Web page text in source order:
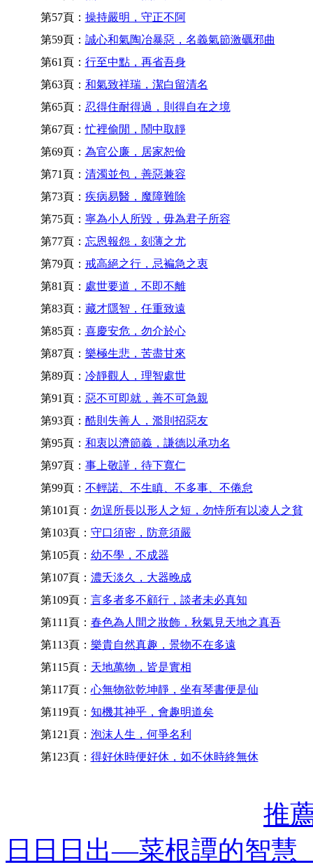
第57頁： 操持嚴明，守正不阿
第59頁： 誠心和氣陶冶暴惡，名義氣節激礪邪曲
第61頁： 行至中點，再省吾身
第63頁： 和氣致祥瑞，潔白留清名
第65頁： 忍得住耐得過，則得自在之境
第67頁：忙裡偷閒，鬧中取靜
第69頁： 為官公廉，居家恕儉
第71頁： 清濁並包，善惡兼容
第73頁： 疾病易醫，魔障難除
第75頁： 寧為小人所毀，毋為君子所容
第77頁： 忘恩報怨，刻薄之尤
第79頁： 戒高絕之行，忌褊急之衷
第81頁： 處世要道，不即不離
第83頁： 藏才隱智，任重致遠
第85頁： 喜慶安危，勿介於心
第87頁： 樂極生悲，苦盡甘來
第89頁： 冷靜觀人，理智處世
第91頁： 惡不可即就，善不可急親
第93頁： 酷則失善人，濫則招惡友
第95頁： 和衷以濟節義，謙德以承功名
第97頁： 事上敬謹，待下寬仁
第99頁： 不輕諾、不生瞋、不多事、不倦怠
第101頁： 勿逞所長以形人之短，勿恃所有以凌人之貧
第103頁： 守口須密，防意須嚴
第105頁： 幼不學，不成器
第107頁： 濃夭淡久，大器晚成
第109頁： 言多者多不顧行，談者未必真知
第111頁： 春色為人間之妝飾，秋氣見天地之真吾
第113頁： 樂貴自然真趣，景物不在多遠
第115頁： 天地萬物，皆是實相
第117頁： 心無物欲乾坤靜，坐有琴書便是仙
第119頁： 知機其神乎，會趣明道矣
第121頁： 泡沫人生，何爭名利
第123頁： 得好休時便好休，如不休時終無休
推
日日日出—菜根譚的智